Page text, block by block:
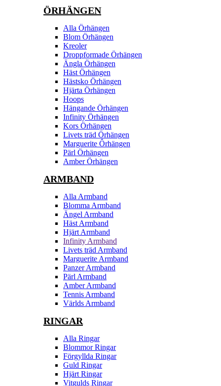
ÖRHÄNGEN
Alla Örhängen
Blom Örhängen
Kreoler
Droppformade Örhängen
Ängla Örhängen
Häst Örhängen
Hästsko Örhängen
Hjärta Örhängen
Hoops
Hängande Örhängen
Infinity Örhängen
Kors Örhängen
Livets träd Örhängen
Marguerite Ôrhängen
Pärl Örhängen
Amber Örhängen
ARMBAND
Alla Armband
Blomma Armband
Ängel Armband
Häst Armband
Hjärt Armband
Infinity Armband
Livets träd Armband
Marguerite Armband
Panzer Armband
Pärl Armband
Amber Armband
Tennis Armband
Världs Armband
RINGAR
Alla Ringar
Blommor Ringar
Förgyllda Ringar
Guld Ringar
Hjärt Ringar
Vitgulds Ringar